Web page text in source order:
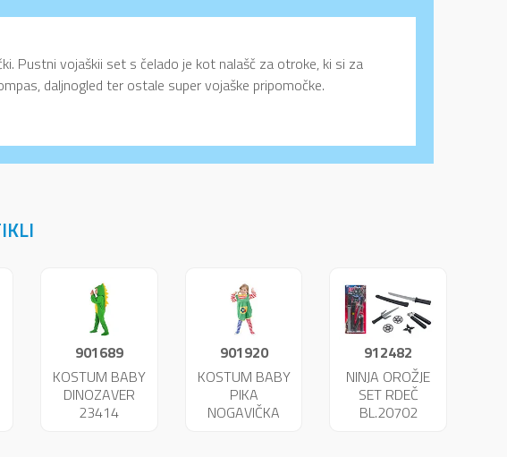
Pustni vojaškii set s čelado je kot nalašč za otroke, ki si za
daljnogled ter ostale super vojaške pripomočke.
901689
KOSTUM BABY
DINOZAVER
23414
901920
KOSTUM BABY
PIKA
NOGAVIČKA
912482
NINJA OROŽJE
SET RDEČ
BL.20702